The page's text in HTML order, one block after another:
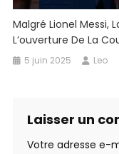
Malgré Lionel Messi,
L’ouverture De La
5 juin 2025 Leo
Laisser un
Votre adresse e-